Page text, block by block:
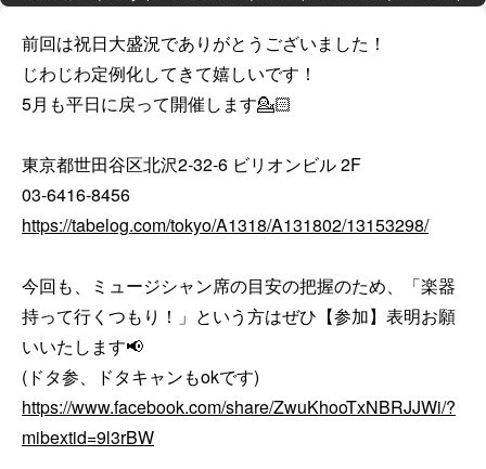
前回は祝日大盛況でありがとうございました！
じわじわ定例化してきて嬉しいです！
5月も平日に戻って開催します💁🏻
東京都世田谷区北沢2-32-6 ビリオンビル 2F
https://tabelog.com/tokyo/A1318/A131802/13153298/
今回も、ミュージシャン席の目安の把握のため、「楽器
持って行くつもり！」という方はぜひ【参加】表明お願
いいたします📢
https://www.facebook.com/share/ZwuKhooTxNBRJJWi/?
mibextid=9l3rBW